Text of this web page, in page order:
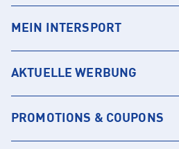
MEIN INTERSPORT
AKTUELLE WERBUNG
PROMOTIONS & COUPONS